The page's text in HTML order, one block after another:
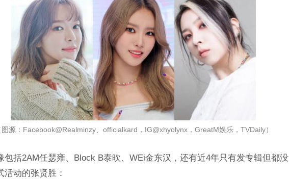
图源：Facebook@Realminzy、officialkard，IG@xhyolynx，GreatM娱乐，TVDaily）
包括2AM任瑟雍、Block B泰欥、WEi金东汉，还有近4年只有发专辑但都没
活动的张贤胜：